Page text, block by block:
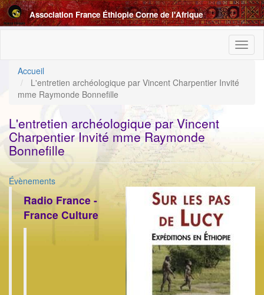
Aller
au
contenu
Association France Éthiopie Corne de l'Afrique
Accueil
L'entretien archéologique par Vincent Charpentier Invité
mme Raymonde Bonnefille
L'entretien archéologique par Vincent
Charpentier Invité mme Raymonde
Bonnefille
Catégorie
Évènements
ImageenAvant
Radio France -
France Culture